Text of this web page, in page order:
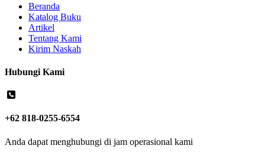
Beranda
Katalog Buku
Artikel
Tentang Kami
Kirim Naskah
Hubungi Kami
+62 818-0255-6554
Anda dapat menghubungi di jam operasional kami